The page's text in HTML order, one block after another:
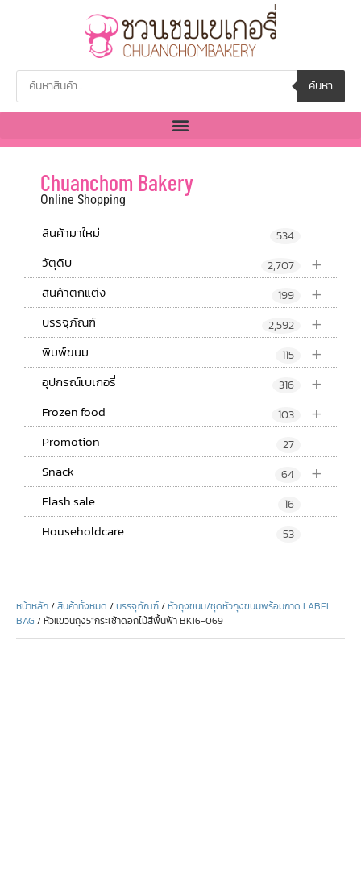
ค้นหา
Chuanchom Bakery
Online Shopping
สินค้ามาใหม่ 534
+
วัตุดิบ 2,707
+
สินค้าตกแต่ง 199
+
บรรจุภัณฑ์ 2,592
+
พิมพ์ขนม 115
+
อุปกรณ์เบเกอรี่ 316
+
Frozen food 103
Promotion 27
+
Snack 64
Flash sale 16
Householdcare 53
หน้าหลัก/สินค้าทั้งหมด /บรรจุภัณฑ์/หัวถุงขนม/ชุดหัวถุงขนมพร้อมถาด LABEL
BAG / หัวแขวนถุง5″กระเช้าดอกไม้สีพื้นฟ้า BK16-069